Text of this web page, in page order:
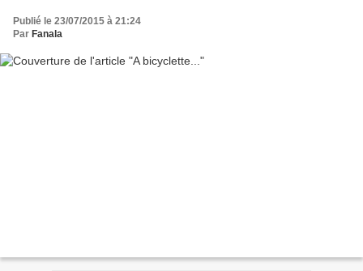
Publié le 23/07/2015 à 21:24
Par Fanala